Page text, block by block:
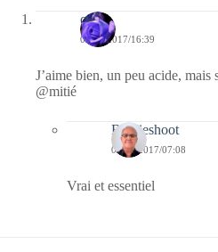
covix
06/05/2017/16:39
J’aime bien, un peu acide, mais
@mitié
Bernieshoot
07/05/2017/07:08
Vrai et essentiel